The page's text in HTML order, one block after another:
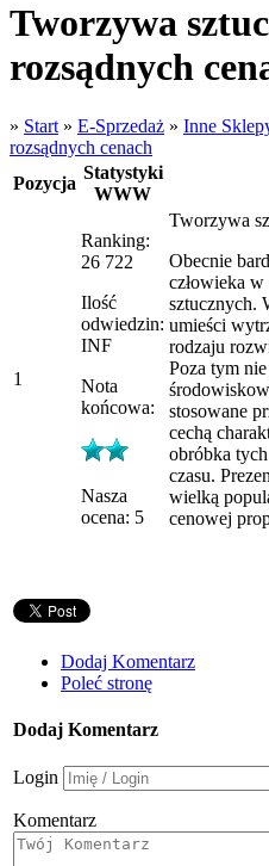
Tworzywa
rozsądnych
» Start » E-Sprzedaż » Inne
rozsądnych cenach
Pozycja
Statystyki
WWW
1
Ranking:
26 722
Ilość
odwiedzin:
INF
Nota
końcowa:
Nasza
ocena: 5
Tworzywa
Obecnie
człowieka
sztucznych.
umieści
rodzaju
Poza tym
stosowane
cechą
obróbka
czasu.
wielką
cenowej
Dodaj Komentarz
Poleć stronę
Dodaj Komentarz
Login
Komentarz